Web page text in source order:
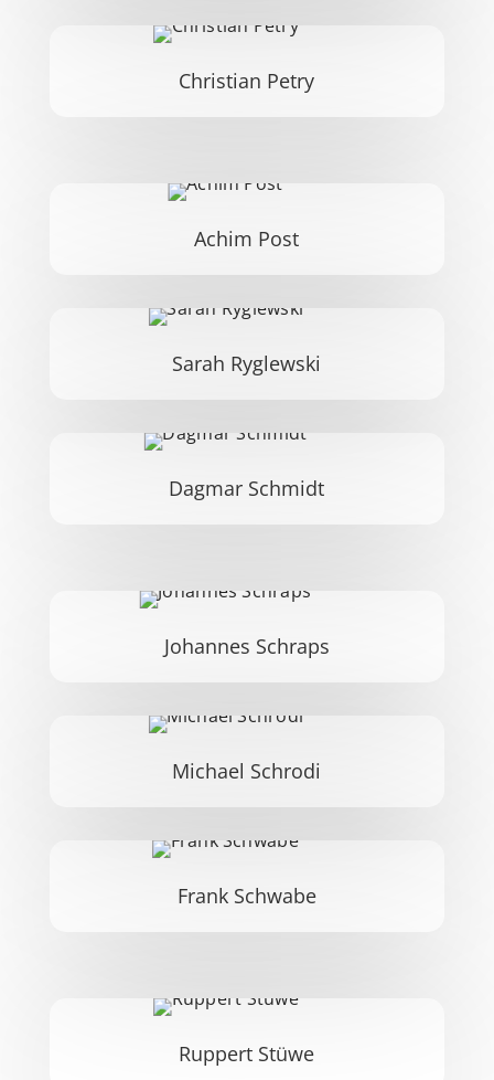
Christian Petry
Achim Post
Sarah Ryglewski
Dagmar Schmidt
Johannes Schraps
Michael Schrodi
Frank Schwabe
Ruppert Stüwe